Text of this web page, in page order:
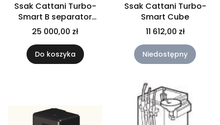
Ssak Cattani Turbo-
Smart B separator
amalgamatu ISO18
25 000,00 zł
Do koszyka
Ssak Cattani Turbo-
Smart Cube
11 612,00 zł
Niedostępny